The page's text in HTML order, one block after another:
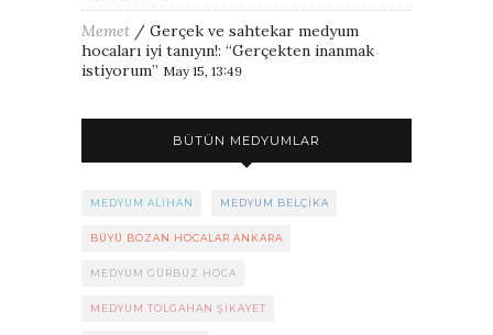
Memet / Gerçek ve sahtekar medyum
hocaları iyi tanıyın!: “Gerçekten inanmak
istiyorum” May 15, 13:49
BÜTÜN MEDYUMLAR
MEDYUM ALIHAN MEDYUM BELÇIKA
BÜYÜ BOZAN HOCALAR ANKARA
MEDYUM GÜRBÜZ HOCA
MEDYUM TOLGAHAN ŞIKAYET